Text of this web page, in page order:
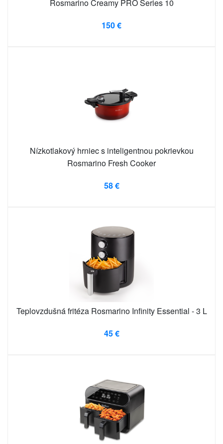
Rosmarino Creamy PRO Series 10
150 €
Nízkotlakový hrniec s inteligentnou pokrievkou
Rosmarino Fresh Cooker
58 €
Teplovzdušná fritéza Rosmarino Infinity Essential - 3 L
45 €